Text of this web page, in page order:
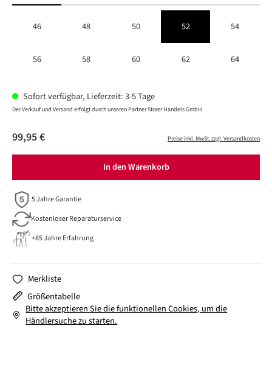
46 48 50 52 54
56 58 60 62 64
Sofort verfügbar, Lieferzeit: 3-5 Tage
Der Verkauf und Versand erfolgt durch unseren Partner Storer Handels GmbH.
99,95 € Preise inkl. MwSt. zzgl. Versandkosten
In den Warenkorb
5 Jahre Garantie
Kostenloser Reparaturservice
+85 Jahre Erfahrung
Merkliste
Größentabelle
Bitte akzeptieren Sie die funktionellen Cookies, um die
Händlersuche zu starten.